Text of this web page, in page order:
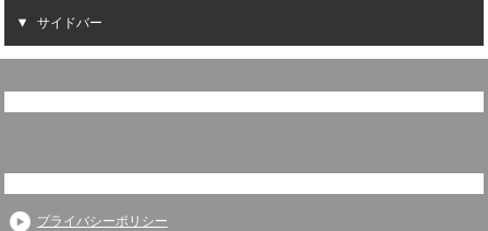
サイドバー
プライバシーポリシー